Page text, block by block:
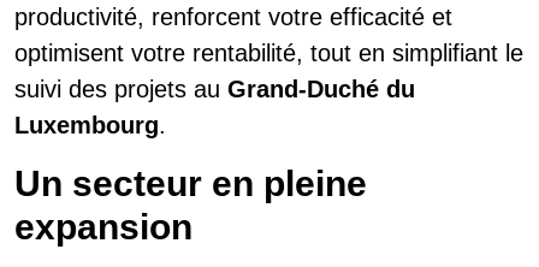
productivité, renforcent votre efficacité et
optimisent votre rentabilité, tout en simplifiant le
suivi des projets au Grand-Duché du
Luxembourg.
Un secteur en pleine
expansion